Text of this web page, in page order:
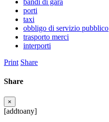
bandi di gara
porti
taxi
obbligo di servizio pubblico
trasporto merci
interporti
Print Share
Share
×
[addtoany]